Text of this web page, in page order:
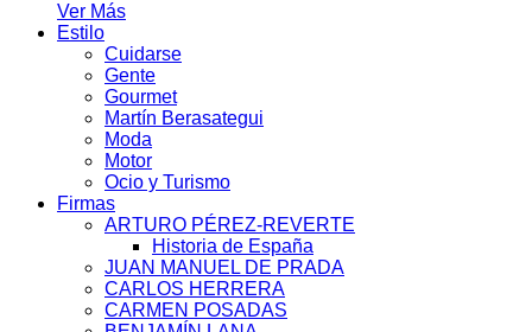
Ver Más
Estilo
Cuidarse
Gente
Gourmet
Martín Berasategui
Moda
Motor
Ocio y Turismo
Firmas
ARTURO PÉREZ-REVERTE
Historia de España
JUAN MANUEL DE PRADA
CARLOS HERRERA
CARMEN POSADAS